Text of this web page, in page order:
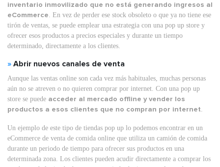
inventario inmovilizado que no está generando ingresos al
eCommerce . En vez de perder ese stock obsoleto o que ya no tiene ese
tirón de ventas, se puede emplear una estrategia con una pop up store y
ofrecer esos productos a precios especiales y durante un tiempo
determinado, directamente a los clientes.
» Abrir nuevos canales de venta
Aunque las ventas online son cada vez más habituales, muchas personas
aún no se atreven o no quieren comprar por internet. Con una pop up
store se puede acceder al mercado offline y vender los
productos a esos clientes que no compran por internet
Un ejemplo de este tipo de tiendas pop up lo podemos encontrar en un
eCommerce de venta de comida online que utiliza un camión de comida
durante un periodo de tiempo para ofrecer sus productos en una
determinada zona. Los clientes pueden acudir directamente a comprar los